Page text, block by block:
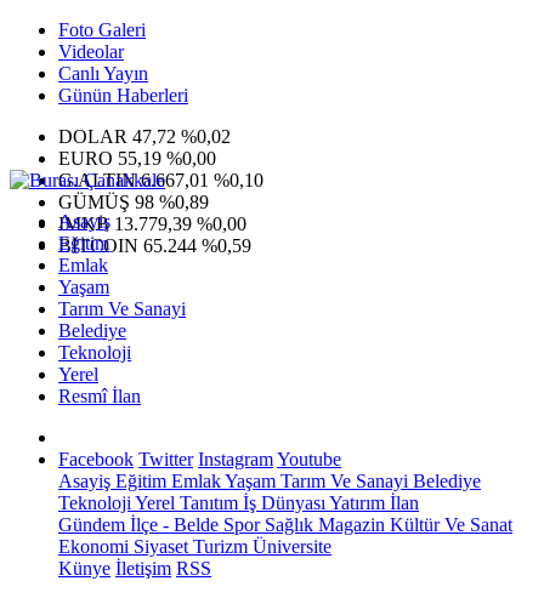
Foto Galeri
Videolar
Canlı Yayın
Günün Haberleri
DOLAR 47,72 %0,02
EURO 55,19 %0,00
G.ALTIN6.667,01 %0,10
GÜMÜŞ 98 %0,89
IMKB 13.779,39 %0,00
BITCOIN 65.244 %0,59
Asayiş
Eğitim
Emlak
Yaşam
Tarım Ve Sanayi
Belediye
Teknoloji
Yerel
Resmî İlan
Facebook Twitter InstagramYoutube
Asayiş Eğitim EmlakYaşam Tarım Ve Sanayi Belediye
Teknoloji Yerel Tanıtım İş Dünyası Yatırım İlan
Gündem İlçe - Belde SporSağlık Magazin Kültür Ve Sanat
Ekonomi Siyaset Turizm Üniversite
Künye İletişim RSS